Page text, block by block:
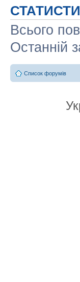
Всього
Останній
Список форумів